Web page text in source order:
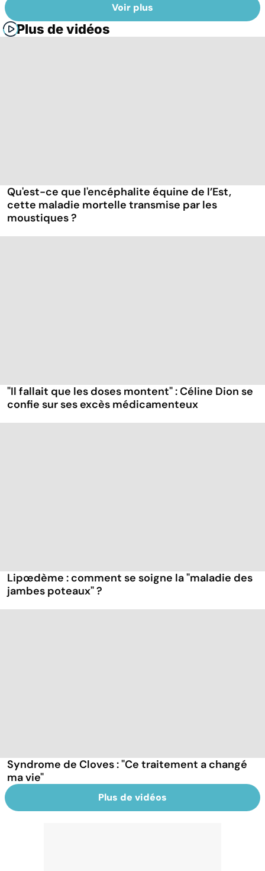
Voir plus
Plus de vidéos
Qu'est-ce que l'encéphalite équine de l’Est,
cette maladie mortelle transmise par les
moustiques ?
"Il fallait que les doses montent" : Céline Dion se
confie sur ses excès médicamenteux
Lipœdème : comment se soigne la "maladie des
jambes poteaux" ?
Syndrome de Cloves : "Ce traitement a changé
ma vie"
Plus de vidéos